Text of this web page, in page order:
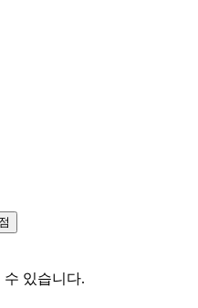
수 있습니다.